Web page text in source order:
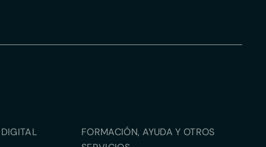
FORMACIÓN, AYUDA Y OTROS